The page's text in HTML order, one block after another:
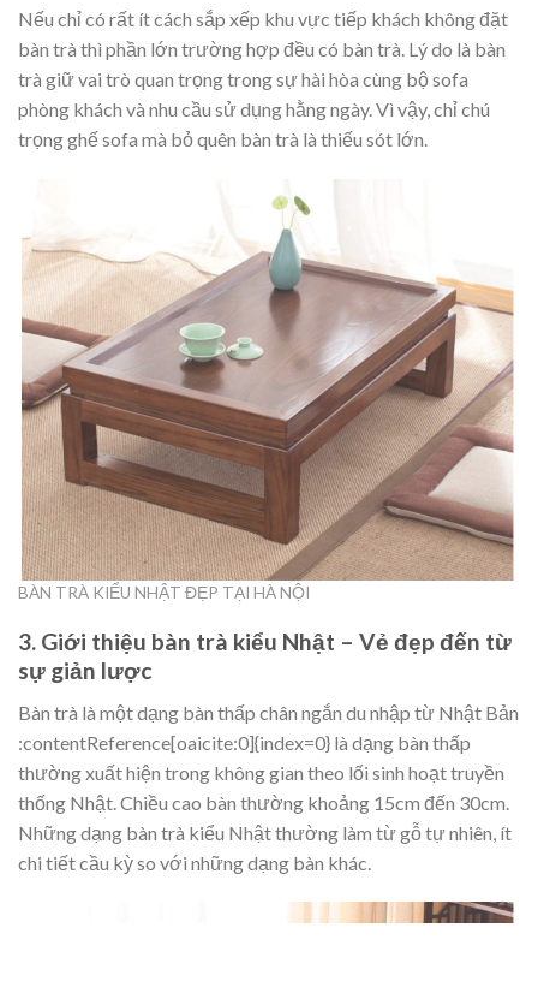
Nếu chỉ có rất ít cách sắp xếp khu vực tiếp khách không đặt
bàn trà thì phần lớn trường hợp đều có bàn trà. Lý do là bàn
trà giữ vai trò quan trọng trong sự hài hòa cùng bộ sofa
phòng khách và nhu cầu sử dụng hằng ngày. Vì vậy, chỉ chú
trọng ghế sofa mà bỏ quên bàn trà là thiếu sót lớn.
BÀN TRÀ KIỂU NHẬT ĐẸP TẠI HÀ NỘI
3. Giới thiệu bàn trà kiểu Nhật – Vẻ đẹp đến từ
sự giản lược
Bàn trà là một dạng bàn thấp chân ngắn du nhập từ Nhật Bản
:contentReference[oaicite:0]{index=0} là dạng bàn thấp
thường xuất hiện trong không gian theo lối sinh hoạt truyền
thống Nhật. Chiều cao bàn thường khoảng 15cm đến 30cm.
Những dạng bàn trà kiểu Nhật thường làm từ gỗ tự nhiên, ít
chi tiết cầu kỳ so với những dạng bàn khác.